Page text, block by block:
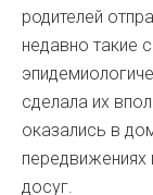
родителей
недавно такие
сделала их
оказались в
досуг.